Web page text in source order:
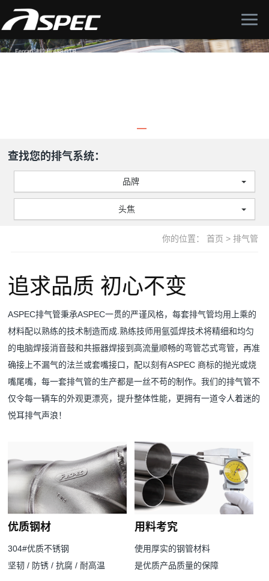
查找您的排气系统：
品牌
头焦
你的位置： 首页 > 排气管
追求品质 初心不变
ASPEC排气管秉承ASPEC一贯的严谨风格，每套排气管均用上乘的
材料配以熟练的技术制造而成.熟练技师用氩弧焊技术将精细和均匀
的电脑焊接消音鼓和共振器焊接到高流量顺畅的弯管芯式弯管，再准
确接上不漏气的法兰或套嘴接口，配以刻有ASPEC 商标的抛光或烧
嘴尾嘴，每一套排气管的生产都是一丝不苟的制作。我们的排气管不
仅令每一辆车的外观更漂亮，提升整体性能，更拥有一道令人着迷的
悦耳排气声浪！
优质钢材
304#优质不锈钢
坚韧 / 防锈 / 抗腐 / 耐高温
用料考究
使用厚实的钢管材料
是优质产品质量的保障